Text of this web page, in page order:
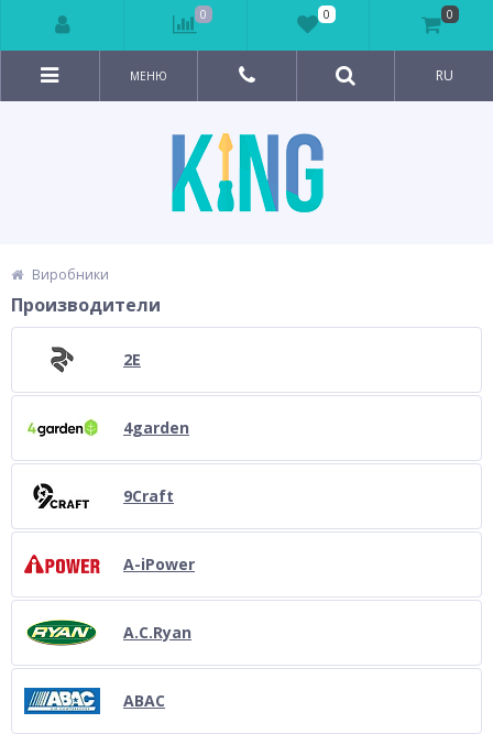
МЕНЮ RU
Виробники
Производители
2E
4garden
9Craft
A-iPower
A.C.Ryan
ABAC
0 0 0